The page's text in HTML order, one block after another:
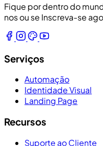
Fique por dentro do
nos ou se Inscreva-se
Serviços
Automação
Identidade Visual
Landing Page
Recursos
Suporte ao Cliente